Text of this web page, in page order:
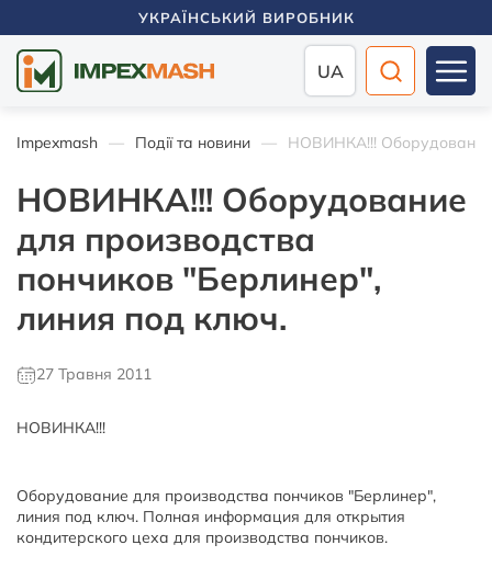
УКРАЇНСЬКИЙ ВИРОБНИК
UA
Impexmash Події та новини НОВИНКА!!! Оборудование
НОВИНКА!!! Оборудование
для производства
пончиков "Берлинер",
линия под ключ.
27 Травня 2011
НОВИНКА!!!
Оборудование для производства пончиков "Берлинер",
линия под ключ. Полная информация для открытия
кондитерского цеха для производства пончиков.